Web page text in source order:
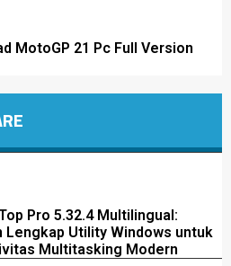
MotoGP 21 Pc Full Version
Pro 5.32.4 Multilingual:
Lengkap Utility Windows untuk
Multitasking Modern